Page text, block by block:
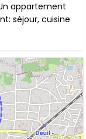
appartement
séjour, cuisine